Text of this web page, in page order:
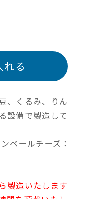
れる
、くるみ、りん
設備で製造して
ベールチーズ：
製造いたします